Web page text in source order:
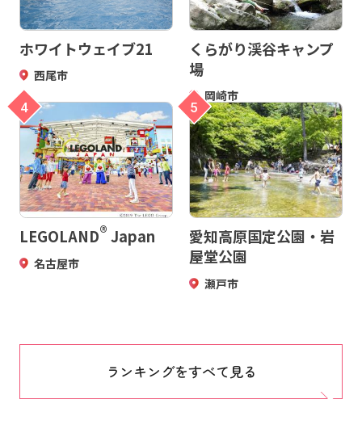
ホワイトウェイブ21
西尾市
くらがり渓谷キャンプ
場
岡崎市
4
LEGOLAND®Japan
名古屋市
5
愛知高原国定公園・岩
屋堂公園
瀬戸市
ランキングをすべて見る